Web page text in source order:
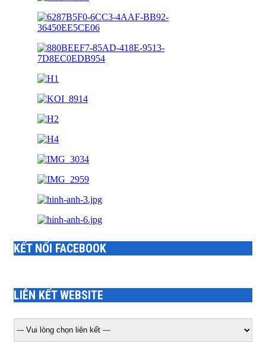
KẾT NỐI FACEBOOK
LIÊN KẾT WEBSITE